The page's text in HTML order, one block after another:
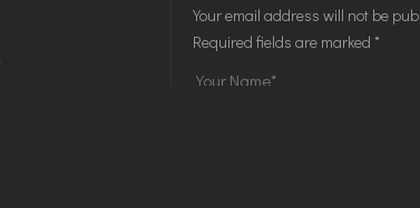
Your email address will not be
Required fields are marked *